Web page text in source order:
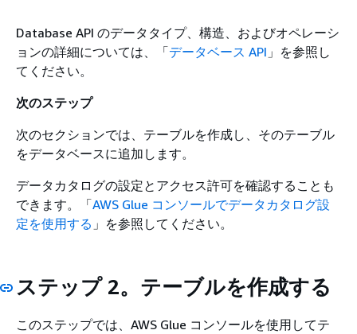
Database API のデータタイプ、構造、およびオペレーシ
ョンの詳細については、「データベース API 」を参照し
てください。
次のステップ
次のセクションでは、テーブルを作成し、そのテーブル
をデータベースに追加します。
データカタログの設定とアクセス許可を確認することも
できます。「AWS Glue コンソールでデータカタログ設
定を使用する 」を参照してください。
ステップ 2。テーブルを作成する
このステップでは、AWS Glue コンソールを使用してテ